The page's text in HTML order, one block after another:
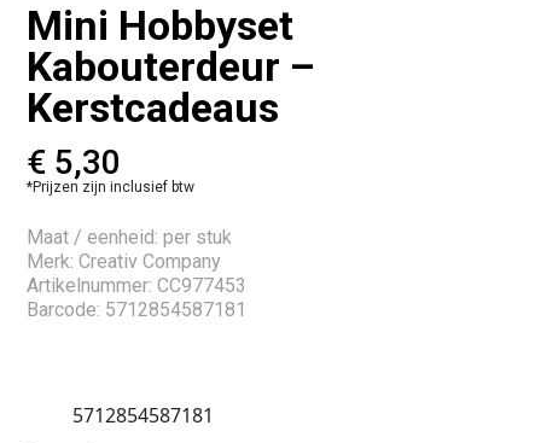
Mini Hobbyset
Kabouterdeur –
Kerstcadeaus
€ 5,30
*Prijzen zijn inclusief btw
Maat / eenheid: per stuk
Merk: Creativ Company
Artikelnummer: CC977453
Barcode: 5712854587181
5712854587181